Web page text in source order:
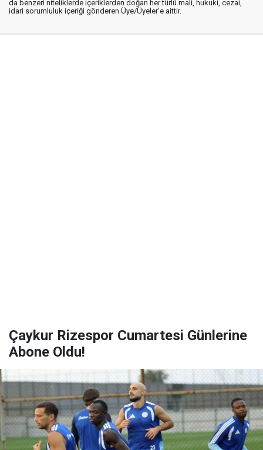
da benzeri niteliklerde içeriklerden doğan her türlü mali, hukuki, cezai,
idari sorumluluk içeriği gönderen Üye/Üyeler’e aittir.
Çaykur Rizespor Cumartesi Günlerine
Abone Oldu!